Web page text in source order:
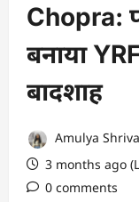
Chopra:
बनाया
बादशाह
Amulya
3 months ago
0 comments